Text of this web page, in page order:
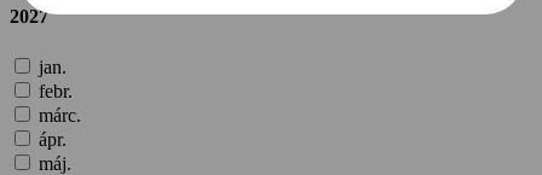
2027
jan.
febr.
márc.
ápr.
máj.